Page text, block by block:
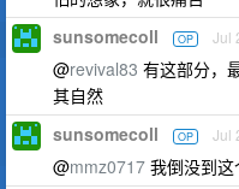
sunsomecoll OP Jul
@revival83 有这部分，
其自然
sunsomecoll OP Jul
@mmz0717 我倒没到